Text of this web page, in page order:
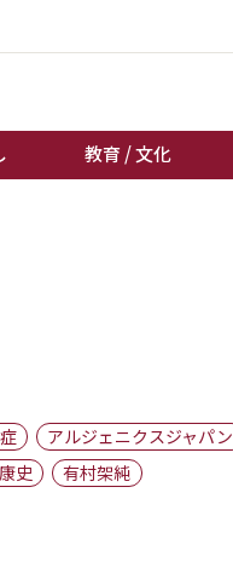
教育 / 文化
地域
キーパーソン
アルジェニクスジャパン
史
有村架純